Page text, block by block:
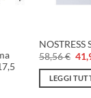
NOSTRESS
58,56€ Il
era:
LEGGI